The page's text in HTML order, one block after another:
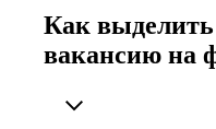
Как
вакансию на